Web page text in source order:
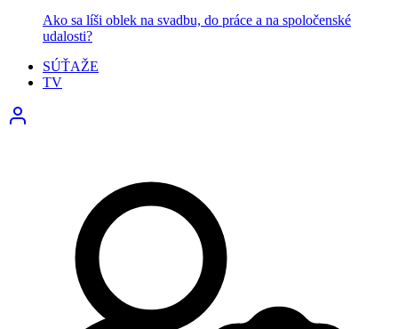
Ako sa líši oblek na svadbu, do práce a na spoločenské
udalosti?
SÚŤAŽE
TV